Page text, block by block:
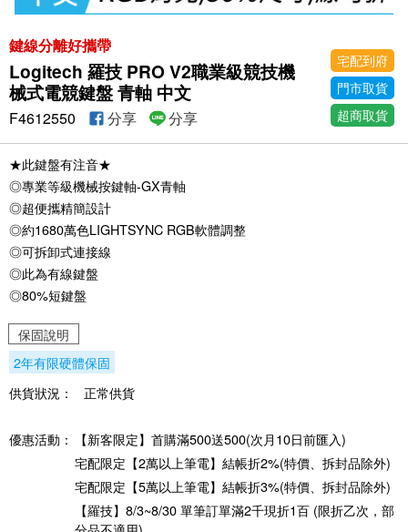
鍵線分離好攜帶
Logitech 羅技 PRO V2職業級競技機
械式電競鍵盤 青軸 中文
宅配到府
門市取貨
超商取貨
F4612550 分享 分享
★此鍵盤有注音★
◎專業等級機械按鍵軸-GX青軸
◎超便攜精簡設計
◎約1680萬色LIGHTSYNC RGB軟體調整
◎可拆卸式連接線
◎此為有線鍵盤
◎80%短鍵盤
保固說明
2年有限硬體保固
供貨狀況：
正常供貨
優惠活動：
【新客限定】首購滿500送500(次月10日前匯入)
宅配限定【2萬以上筆電】結帳折2%(特價、拆封品除外)
宅配限定【5萬以上筆電】結帳折3%(特價、拆封品除外)
【羅技】8/3~8/30 單筆訂單滿2千現折1百 (限折乙次，部